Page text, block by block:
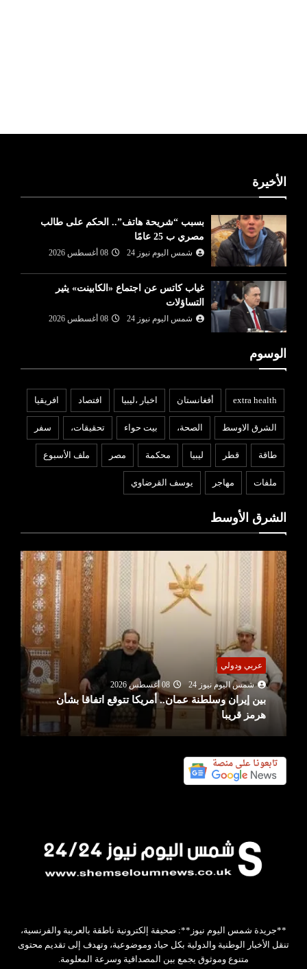
الأخيرة
بسبب “شريحة هاتف”.. الحكم على طالب
مصري ب 25 عامًا
شمس اليوم نيوز 24 08 أغسطس 2026
غياب كاتس عن اجتماع «الكابينت» يثير
التساؤلات
شمس اليوم نيوز 24 08 أغسطس 2026
الوسوم
extra health أفغانستان اخبار ،ليبيا افتصاد افريقيا
الشرق الاوسط الصحة، بيت حواء تحقيقات، سفر
طاقة قطر ليبيا محكمة مصر ملف الأسبوع
ملفات مهاجر يوسف القرضاوي
الشرق الأوسط
عربي ودولي
شمس اليوم نيوز 24
08 أغسطس 2026
بين إيران وسلطنة عمان.. أمريكا تتوقع اتفاقا بشأن
هرمز قريبا
**جريدة شمس اليوم نيوز**: صحيفة إلكترونية ناطقة بالعربية والفرنسية،
تنقل الأخبار الوطنية والدولية بكل حياد وموضوعية، وتهدف إلى تقديم محتوى
متنوع وموثوق يجمع بين المصداقية وسرعة المعلومة.